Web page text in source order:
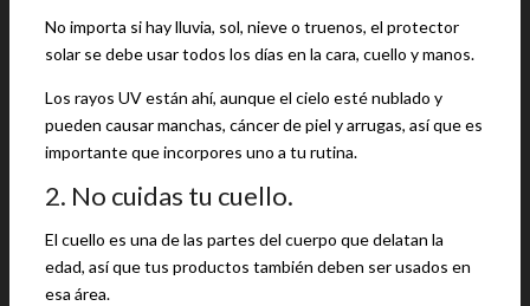
No importa si hay lluvia, sol, nieve o truenos, el protector
solar se debe usar todos los días en la cara, cuello y manos.
Los rayos UV están ahí, aunque el cielo esté nublado y
pueden causar manchas, cáncer de piel y arrugas, así que es
importante que incorpores uno a tu rutina.
2. No cuidas tu cuello.
El cuello es una de las partes del cuerpo que delatan la
edad, así que tus productos también deben ser usados en
esa área.